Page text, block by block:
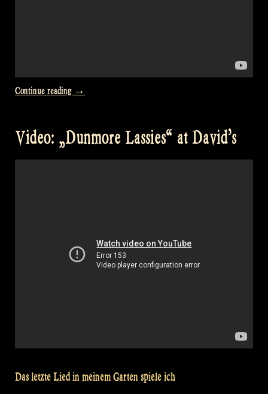
Continue reading „Video:
→
Video: „Dunmore Lassies“ at David’s
Das letzte Lied in meinem Garten spiele ich